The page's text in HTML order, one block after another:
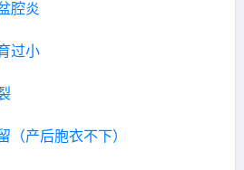
腔炎
过小
（产后胞衣不下）